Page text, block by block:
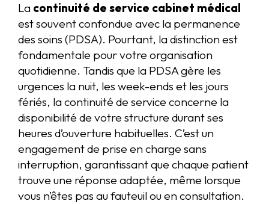
La continuité de service cabinet médical
est souvent confondue avec la permanence
des soins (PDSA). Pourtant, la distinction est
fondamentale pour votre organisation
quotidienne. Tandis que la PDSA gère les
urgences la nuit, les week-ends et les jours
fériés, la continuité de service concerne la
disponibilité de votre structure durant ses
heures d’ouverture habituelles. C’est un
engagement de prise en charge sans
interruption, garantissant que chaque patient
trouve une réponse adaptée, même lorsque
vous n’êtes pas au fauteuil ou en consultation.